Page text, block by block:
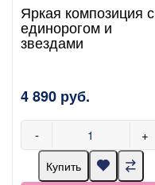
Яркая композиция с
единорогом и
звездами
4 890 руб.
- +
Купить